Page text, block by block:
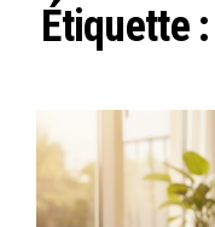
Étiquette :